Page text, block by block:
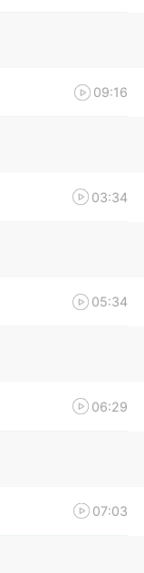
09:16
03:34
05:34
06:29
07:03